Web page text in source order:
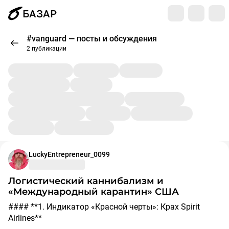
БАЗАР
#vanguard — посты и обсуждения
2 публикации
LuckyEntrepreneur_0099
Логистический каннибализм и
«Международный карантин» США
#### **1. Индикатор «Красной черты»: Крах Spirit
Airlines**